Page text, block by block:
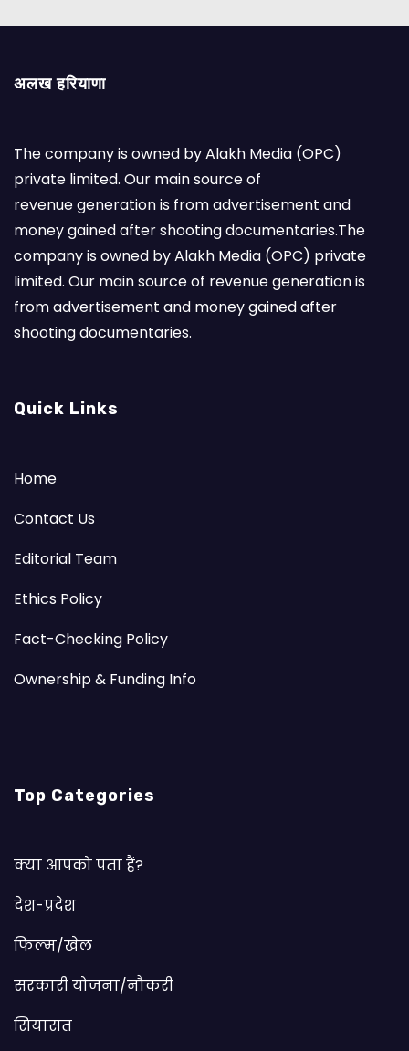
अलख हरियाणा
The company is owned by Alakh Media (OPC)
private limited. Our main source of
revenue generation is from advertisement and
money gained after shooting documentaries.The
company is owned by Alakh Media (OPC) private
limited. Our main source of revenue generation is
from advertisement and money gained after
shooting documentaries.
Quick Links
Home
Contact Us
Editorial Team
Ethics Policy
Fact-Checking Policy
Ownership & Funding Info
Top Categories
क्या आपको पता हैं?
देश-प्रदेश
फिल्म/खेल
सरकारी योजना/नौकरी
सियासत